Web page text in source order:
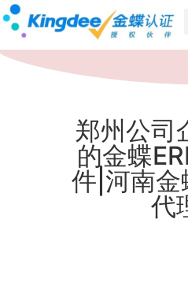
郑州公司
的金蝶
件|河南金
代